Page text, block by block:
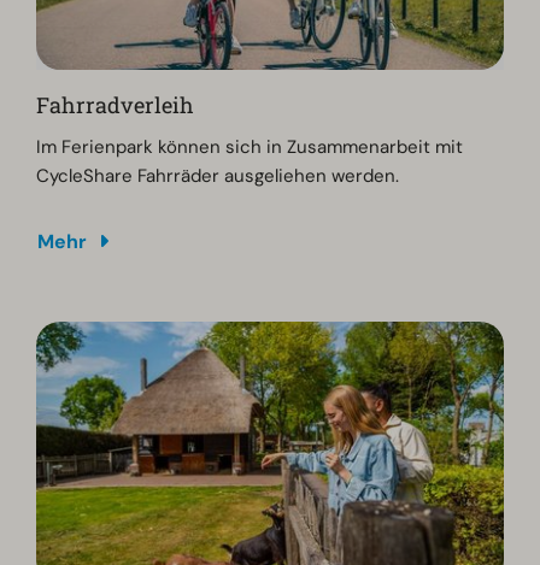
Fahrradverleih
Im Ferienpark können sich in Zusammenarbeit mit
CycleShare Fahrräder ausgeliehen werden.
Mehr